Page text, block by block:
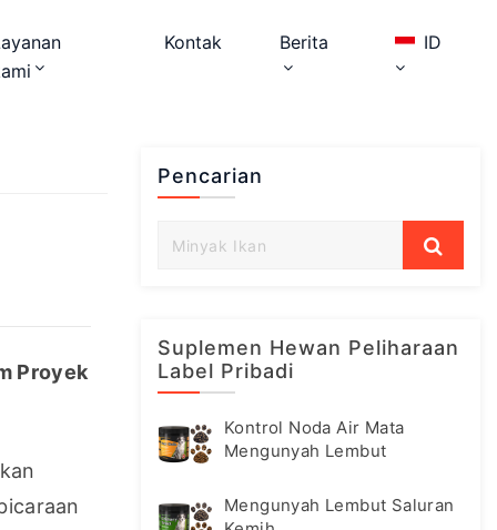
Kontak Berita ID
Proyek
Pencarian
Suplemen Hewan Peliharaan
Label Pribadi
Kontrol Noda Air Mata
Mengunyah Lembut
Mengunyah Lembut Saluran